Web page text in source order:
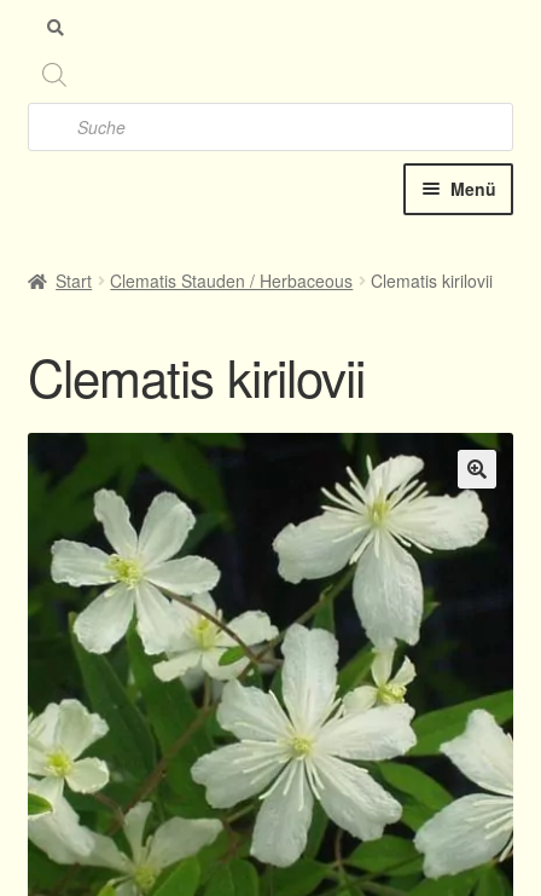
Products
search
Menü
Katalog online 2025
Kontakt
Termine
Allgemeines
Ratgeber
Über Clematis
Über uns
Warenkorb
Start Clematis Stauden / Herbaceous Clematis kirilovii
Clematis kirilovii
🔍